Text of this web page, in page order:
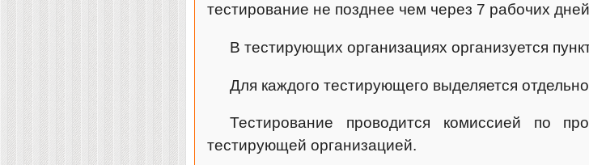
тестирование не позднее чем через 7 рабочих
В тестирующих организациях организуется
Для каждого тестирующего выделяется
Тестирование проводится комиссией по
тестирующей организацией.